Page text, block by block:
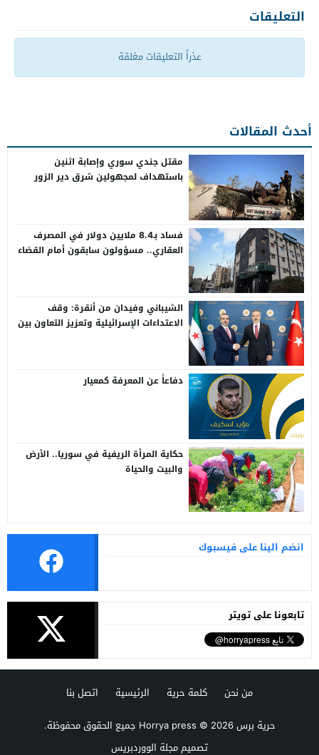
التعليقات
عذراً التعليقات مغلقة
أحدث المقالات
مقتل جندي سوري وإصابة اثنين
باستهداف لمجهولين شرق دير الزور
فساد بـ8.4 ملايين دولار في المصرف
العقاري.. مسؤولون سابقون أمام القضاء
الشيباني وفيدان من أنقرة: وقف
الاعتداءات الإسرائيلية وتعزيز التعاون بين
دفاعاً عن المعرفة كمعيار
حكاية المرأة الريفية في سوريا.. الأرض
والبيت والحياة
انضم الينا على فيسبوك
تابعونا على تويتر
من نحن كلمة حرية الرئيسية
اتصل بنا
حرية برس Horrya press© 2026 جميع الحقوق محفوظة.
تصميممجلة الووردبريس